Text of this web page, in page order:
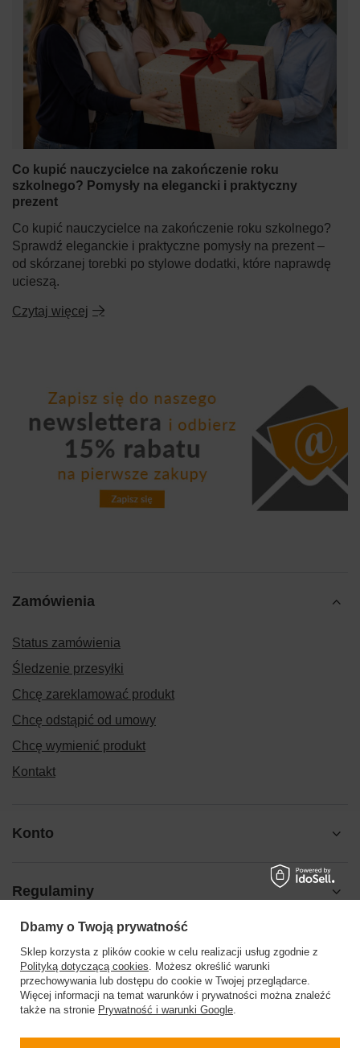
Co kupić nauczycielce na zakończenie roku
szkolnego? Pomysły na elegancki i praktyczny
prezent
Co kupić nauczycielce na zakończenie roku szkolnego?
Sprawdź eleganckie i praktyczne pomysły na prezent –
od skórzanej torebki po stylowe dodatki, które naprawdę
ucieszą.
Czytaj więcej
Zamówienia
Status zamówienia
Śledzenie przesyłki
Chcę zareklamować produkt
Chcę odstąpić od umowy
Chcę wymienić produkt
Kontakt
Konto
Regulaminy
Pomoc
504199123 sklep@barberinis.pl
Dbamy o Twoją prywatność
Sklep korzysta z plików cookie w celu realizacji usług zgodnie z
Polityką dotyczącą cookies. Możesz określić warunki
przechowywania lub dostępu do cookie w Twojej przeglądarce.
Więcej informacji na temat warunków i prywatności można znaleźć
także na stronie Prywatność i warunki Google.